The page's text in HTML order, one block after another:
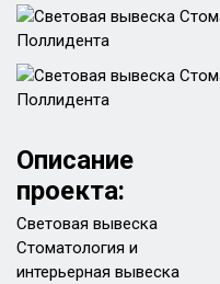
Описание
проекта:
Световая вывеска
Стоматология и
интерьерная вывеска